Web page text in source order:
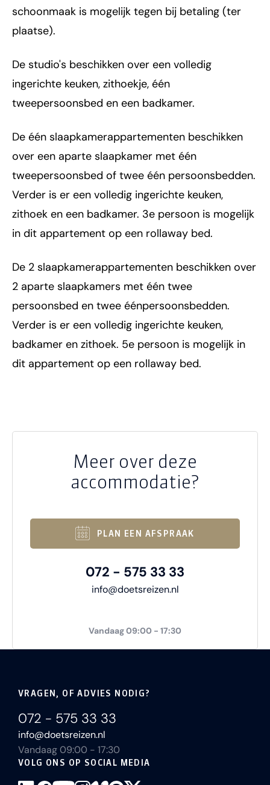
schoonmaak is mogelijk tegen bij betaling (ter
plaatse).
De studio's beschikken over een volledig
ingerichte keuken, zithoekje, één
tweepersoonsbed en een badkamer.
De één slaapkamerappartementen beschikken
over een aparte slaapkamer met één
tweepersoonsbed of twee één persoonsbedden.
Verder is er een volledig ingerichte keuken,
zithoek en een badkamer. 3e persoon is mogelijk
in dit appartement op een rollaway bed.
De 2 slaapkamerappartementen beschikken over
2 aparte slaapkamers met één twee
persoonsbed en twee éénpersoonsbedden.
Verder is er een volledig ingerichte keuken,
badkamer en zithoek. 5e persoon is mogelijk in
dit appartement op een rollaway bed.
Meer over deze
accommodatie?
PLAN EEN AFSPRAAK
072 - 575 33 33
info@doetsreizen.nl
Vandaag 09:00 - 17:30
VRAGEN, OF ADVIES NODIG?
072 - 575 33 33
info@doetsreizen.nl
Vandaag 09:00 - 17:30
VOLG ONS OP SOCIAL MEDIA